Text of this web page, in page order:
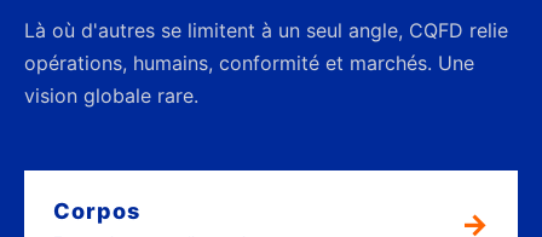
Là où d'autres se limitent à un seul angle, CQFD relie
opérations, humains, conformité et marchés. Une
vision globale rare.
Corpos →